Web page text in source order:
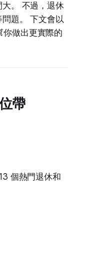
。 不過，退休
題。 下文會以
你做出更實際的
帶
個熱門退休和